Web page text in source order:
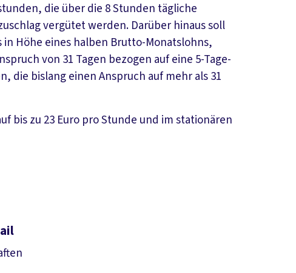
die über die 8 Stunden tägliche
vergütet werden. Darüber hinaus soll
Höhe eines halben Brutto-Monatslohns,
von 31 Tagen bezogen auf eine 5-Tage-
die bislang einen Anspruch auf mehr als 31
bis zu 23 Euro pro Stunde und im stationären